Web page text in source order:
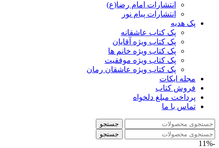
انتشارات امام رضا(ع)
انتشارات پیام نور
پک هدیه
پک کتاب عاشقانه
پک کتاب ویژه آقایان
پک کتاب ویژه خانم ها
پک کتاب ویژه موفقیت
پک کتاب ویژه عاشقان رمان
مجله ایکات
فروش کتاب
پرداخت مبلغ دلخواه
تماس با ما
جستجو
جستجو
-11%